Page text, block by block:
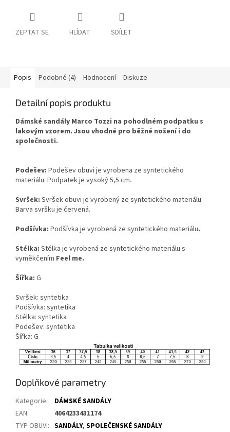
ZEPTAT SE HLÍDAT SDÍLET
Popis Podobné (4) Hodnocení Diskuze
Detailní popis produktu
Dámské sandály Marco Tozzi na pohodlném podpatku s
lakovým vzorem. Jsou vhodné pro běžné nošení i do
společnosti.
Podešev: Podešev obuvi je vyrobena ze syntetického
materiálu. Podpatek je vysoký 5,5 cm.
Svršek: Svršek obuvi je vyrobený ze syntetického materiálu.
Barva svršku je červená.
Podšívka: Podšívka je vyrobená ze syntetického materiálu.
Stélka: Stélka je vyrobená ze syntetického materiálu s
vyměkčením Feel me.
Šířka: G
Svršek: syntetika
Podšívka: syntetika
Stélka: syntetika
Podešev: syntetika
Šířka: G
Doplňkové parametry
Kategorie:
DÁMSKÉ SANDÁLY
EAN:
4064233431174
TYP OBUVI: SANDÁLY, SPOLEČENSKÉ SANDÁLY